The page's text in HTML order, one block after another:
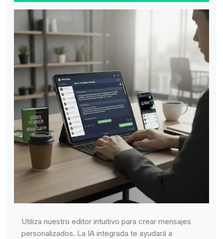
Utiliza nuestro editor intuitivo para crear mensajes
personalizados. La IA integrada te ayudará a